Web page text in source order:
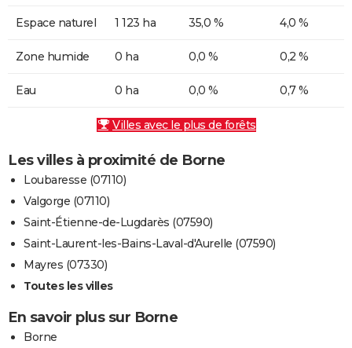
Espace naturel 1 123 ha 35,0 % 4,0 %
Zone humide 0 ha 0,0 % 0,2 %
Eau 0 ha 0,0 % 0,7 %
Villes avec le plus de forêts
Les villes à proximité de Borne
Loubaresse (07110)
Valgorge (07110)
Saint-Étienne-de-Lugdarès (07590)
Saint-Laurent-les-Bains-Laval-d'Aurelle (07590)
Mayres (07330)
Toutes les villes
En savoir plus sur Borne
Borne